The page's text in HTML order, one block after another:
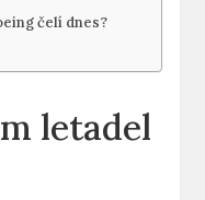
čelí dnes?
letadel